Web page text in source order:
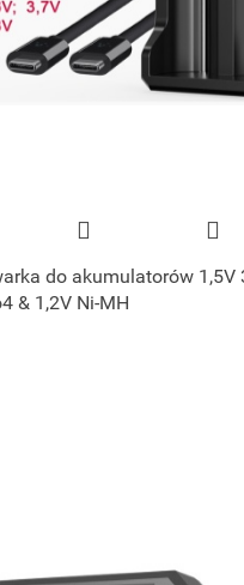
do akumulatorów 1,5V
& 1,2V Ni-MH